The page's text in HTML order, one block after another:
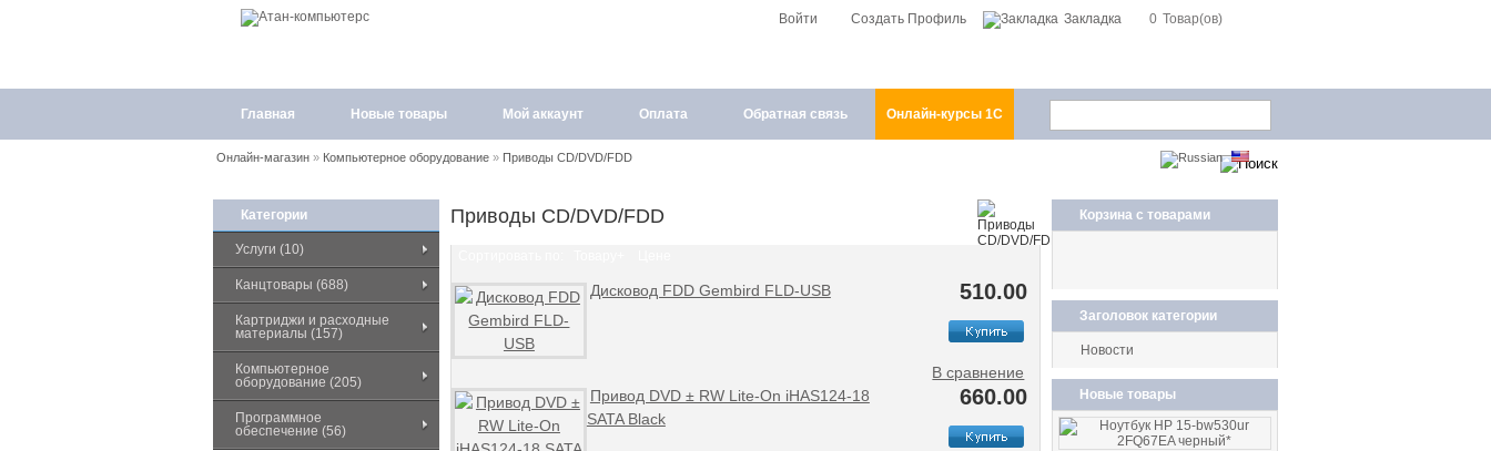
Войти Создать Профиль Закладка 0 Товар(ов)
Главная Новые товары Мой аккаунт Оплата Обратная связь Онлайн-курсы 1С
Онлайн-магазин» Компьютерное оборудование» Приводы CD/DVD/FDD
Категории
Услуги (10)
Канцтовары (688)
Картриджи и расходные
материалы (157)
Компьютерное
оборудование (205)
Программное
обеспечение (56)
Приводы CD/DVD/FDD
Дисковод FDD Gembird FLD-USB 510.00
В сравнение
Привод DVD ± RW Lite-On iHAS124-18
SATA Black
660.00
Корзина с товарами
Заголовок категории
Новости
Новые товары